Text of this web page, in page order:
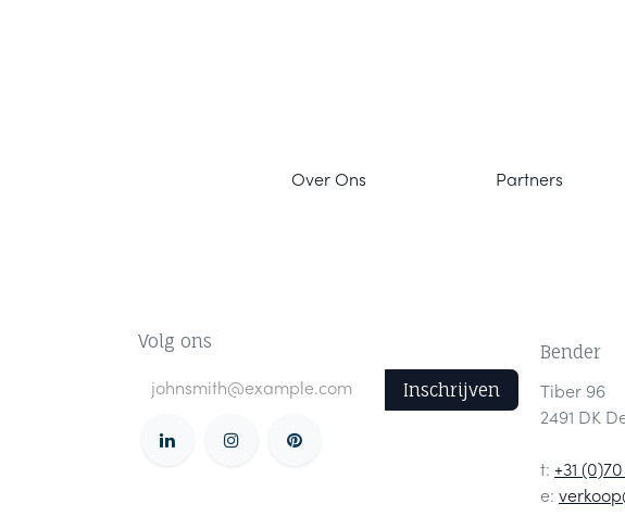
Volg ons
Inschrijven
Bender
Tiber 96
2491 DK
t: +31 (0)70
e:
Partners
Over Ons